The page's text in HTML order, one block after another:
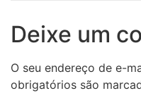
Deixe um
O seu endereço de e-
obrigatórios são